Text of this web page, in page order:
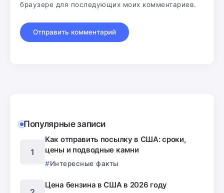
браузере для последующих моих комментариев.
Популярные записи
Как отправить посылку в США: сроки,
цены и подводные камни
Интересные факты
Цена бензина в США в 2026 году